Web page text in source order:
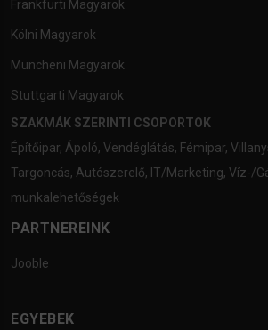
Frankfurti Magyarok
Kölni Magyarok
Müncheni Magyarok
Stuttgarti Magyarok
SZAKMÁK SZERINTI CSOPORTOK
Építőipar, Ápoló, Vendéglátás, Fémipar,
Targoncás, Autószerelő, IT/Marketing, Víz-/
munkalehetőségek
PARTNEREINK
Jooble
EGYEBEK